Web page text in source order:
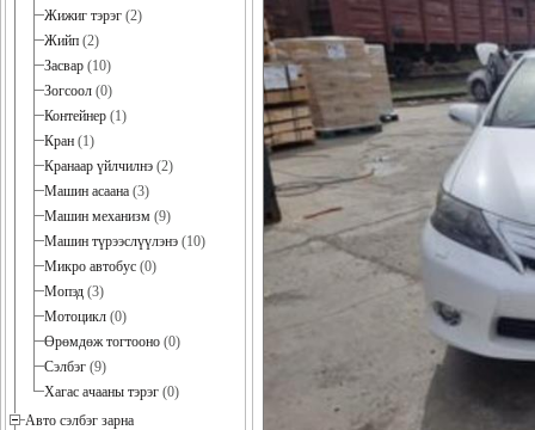
Жижиг тэрэг (2)
Жийп (2)
Засвар (10)
Зогсоол (0)
Контейнер (1)
Кран (1)
Кранаар үйлчилнэ (2)
Машин асаана (3)
Машин механизм (9)
Машин түрээслүүлэнэ (10)
Микро автобус (0)
Мопэд (3)
Мотоцикл (0)
Өрөмдөж тогтооно (0)
Сэлбэг (9)
Хагас ачааны тэрэг (0)
Авто сэлбэг зарна